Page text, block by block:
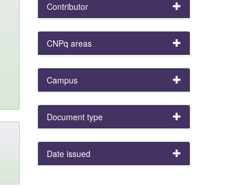
Contributor
CNPq areas
Campus
Document type
Date issued